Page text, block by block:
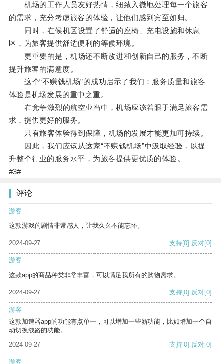
机场的工作人员友好热情，细致入微地处理每一个旅客
的需求，充分考虑旅客的体验，让他们感到宾至如归。
同时，在候机区设置了舒适的座椅、充电设施和休息
区，为旅客提供舒适便利的等候环境。
更重要的是，机场还不断改进和创新自己的服务，不断
提升旅客的满意度。
这个“不赚钱机场”的成功启示了我们：服务质量和旅客
体验是机场发展的重中之重。
在竞争激烈的航空业当中，机场应该着眼于满足旅客需
求，提供更好的服务。
只有旅客体验得到保障，机场的发展才能更加可持续。
因此，我们应该从这家“不赚钱机场”中汲取经验，以提
升整个行业的服务水平，为旅客提供更优质的体验。
#3#
评论
游客
这款游戏的剧情非常感人，让我久久不能忘怀。
2024-09-27 支持[0] 反对[0]
游客
这款app的商品种类非常丰富，可以满足我所有的购物需求。
2024-09-27 支持[0] 反对[0]
游客
这款加速器app的功能有点单一，可以增加一些新功能，比如增加一个自
动切换线路的功能。
2024-09-27
支持[0] 反对[0]
游客